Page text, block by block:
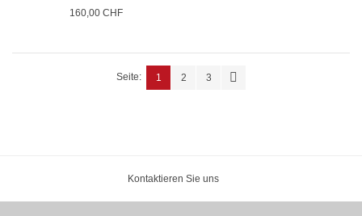
160,00 CHF
Seite: 1 2 3
Kontaktieren Sie uns